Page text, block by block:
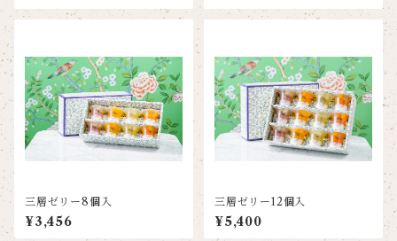
三層ゼリー8個入
¥3,456
三層ゼリー12個入
¥5,400